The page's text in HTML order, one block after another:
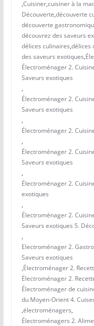
,Cuisiner,cuisiner à la
Découverte,découverte
découverte
découvrez des saveurs
délices culinaires,délices
des saveurs exotiques,
Électroménager 2.
Saveurs exotiques
,
Électroménager 2.
Saveurs exotiques
,
Électroménager 2.
,
Électroménager 2.
Saveurs exotiques
,
Électroménager 2.
exotiques
,
Électroménager 2.
Saveurs exotiques 5.
,
Electroménager 2.
Saveurs exotiques
,Électroménager 2.
Électroménager 2.
Électroménager de
du Moyen-Orient 4.
,électroménagers,
Électroménagers 2.